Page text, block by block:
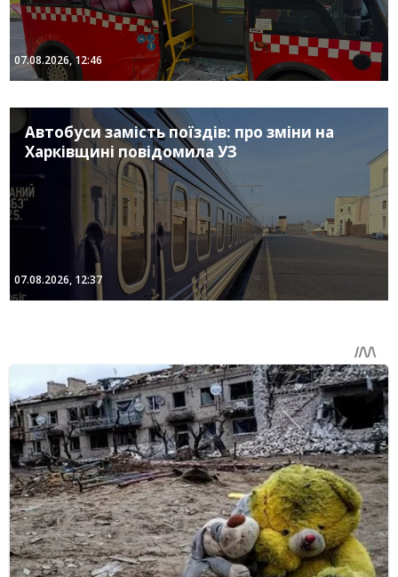
07.08.2026, 12:46
Автобуси замість поїздів: про зміни на
Харківщині повідомила УЗ
07.08.2026, 12:37